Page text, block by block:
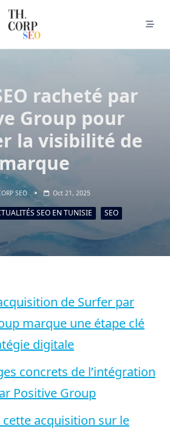
racheté par
Group pour
la visibilité de
SEO Oct 21, 2025
SEO EN TUNISIE SEO
de Surfer par
marque une étape clé
digitale
concrets de l’intégration
Positive Group
cette acquisition sur le